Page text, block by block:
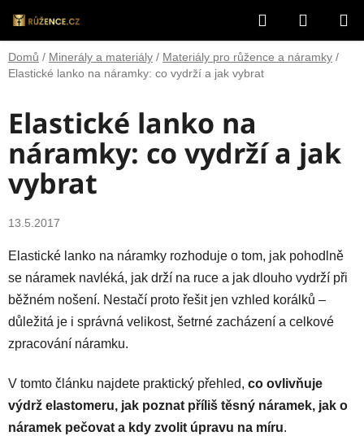
na
obsah
Hledat
KOŠÍK
Domů / Minerály a materiály / Materiály pro růžence a náramky /
Elastické lanko na náramky: co vydrží a jak vybrat
Elastické lanko na
náramky: co vydrží a jak
vybrat
13.5.2017
Elastické lanko na náramky rozhoduje o tom, jak pohodlně
se náramek navléká, jak drží na ruce a jak dlouho vydrží při
běžném nošení. Nestačí proto řešit jen vzhled korálků –
důležitá je i správná velikost, šetrné zacházení a celkové
zpracování náramku.
V tomto článku najdete praktický přehled, co ovlivňuje
výdrž elastomeru, jak poznat příliš těsný náramek, jak o
náramek pečovat a kdy zvolit úpravu na míru.